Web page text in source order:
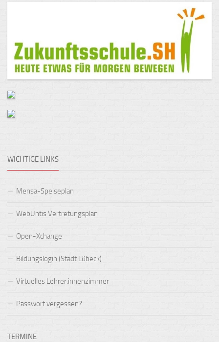
WICHTIGE LINKS
Mensa-Speiseplan
WebUntis Vertretungsplan
Open-Xchange
Bildungslogin (Stadt Lübeck)
Virtuelles Lehrer:innenzimmer
Passwort vergessen?
TERMINE